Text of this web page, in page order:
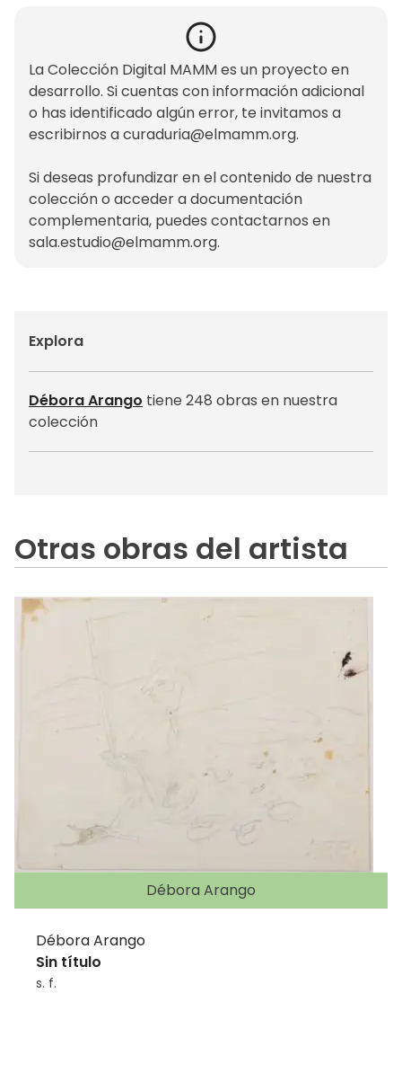
La Colección Digital MAMM es un proyecto en
desarrollo. Si cuentas con información adicional
o has identificado algún error, te invitamos a
escribirnos acuraduria@elmamm.org.
Si deseas profundizar en el contenido de nuestra
colección o acceder a documentación
complementaria, puedes contactarnos en
sala.estudio@elmamm.org.
Explora
Débora Arango tiene 248 obras en nuestra
colección
Otras obras del artista
Débora Arango
Débora Arango
Sin título
s. f.